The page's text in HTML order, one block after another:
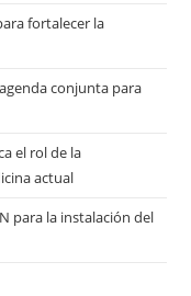
fortalecer la
conjunta para
el rol de la
actual
para la instalación del